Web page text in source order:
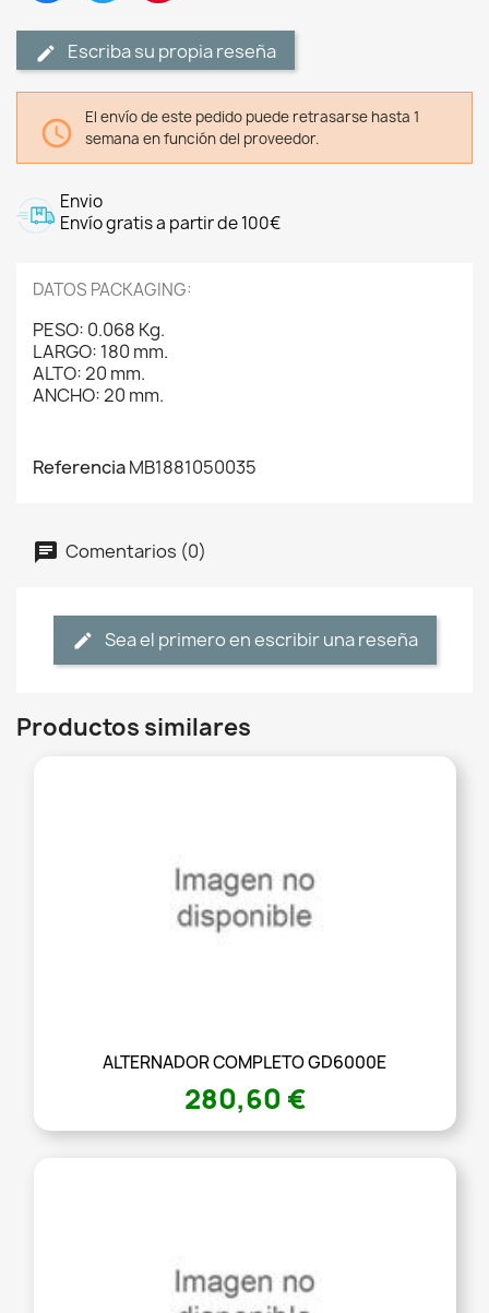
Escriba su propia reseña

El envío de este pedido puede retrasarse hasta 1
semana en función del proveedor.
Envio
Envío gratis a partir de 100€
DATOS PACKAGING:
PESO: 0.068 Kg.
LARGO: 180 mm.
ALTO: 20 mm.
ANCHO: 20 mm.
ReferenciaMB1881050035
Comentarios (0)
Sea el primero en escribir una reseña
Productos similares
ALTERNADOR COMPLETO GD6000E
280,60 €